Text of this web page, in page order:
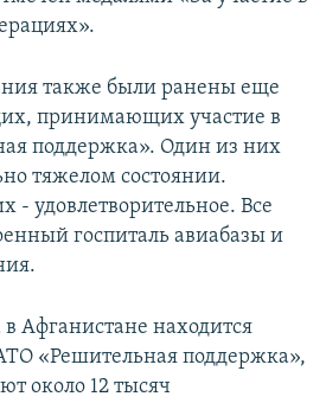
также были ранены еще
принимающих участие в
поддержка». Один из них
тяжелом состоянии.
- удовлетворительное. Все
госпиталь авиабазы и
в Афганистане находится
«Решительная поддержка»,
около 12 тысяч